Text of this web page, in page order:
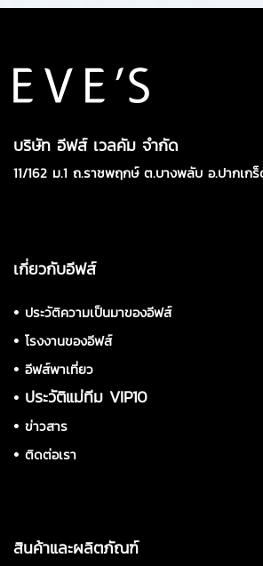
บริษัท อีฟส์ เวลคัม จำกัด
11/162 ม.1 ถ.ราชพฤกษ์ ต.บางพลับ อ.ปากเก
เกี่ยวกับอีฟส์
• ประวัติความเป็นมาของอีฟส์
• โรงงานของอีฟส์
• อีฟส์พาเที่ยว
• ประวัติแม่ทีม VIP10
• ข่าวสาร
• ติดต่อเรา
สินค้าและผลิตภัณฑ์